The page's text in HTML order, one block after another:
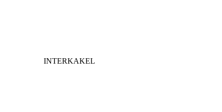
INTERKAKEL